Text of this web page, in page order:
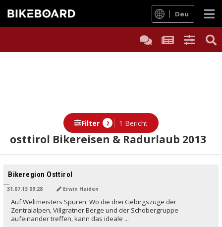
Deu
Filter 2 1 Bericht
osttirol Bikereisen & Radurlaub 2013
Bikeregion Osttirol
31.07.13 09:28 Erwin Haiden
Auf Weltmeisters Spuren: Wo die drei Gebirgszüge der
Zentralalpen, Villgratner Berge und der Schobergruppe
aufeinander treffen, kann das ideale ...